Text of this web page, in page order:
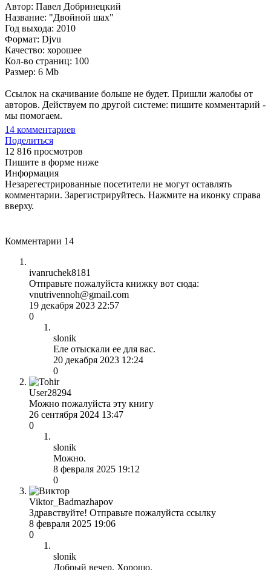
Автор: Павел Добринецкий
Название: "Двойной шах"
Год выхода: 2010
Формат: Djvu
Качество: хорошее
Кол-во страниц: 100
Размер: 6 Mb
Ссылок на скачивание больше не будет. Пришли жалобы от
авторов. Действуем по другой системе: пишите комментарий -
мы помогаем.
14 комментариев
Поделиться
12 816 просмотров
Пишите в форме ниже
Информация
Незарегестрированные посетители не могут оставлять
комментарии. Зарегистрируйтесь. Нажмите на иконку справа
вверху.
Комментарии 14
ivanruchek8181
Отправьте пожалуйста книжку вот сюда:
vnutrivennoh@gmail.com
19 декабря 2023 22:57
0
slonik
Еле отыскали ее для вас.
20 декабря 2023 12:24
0
User28294
Можно пожалуйста эту книгу
26 сентября 2024 13:47
0
slonik
Можно.
8 февраля 2025 19:12
0
Viktor_Badmazhapov
Здравствуйте! Отправьте пожалуйста ссылку
8 февраля 2025 19:06
0
slonik
Добрый вечер. Хорошо.